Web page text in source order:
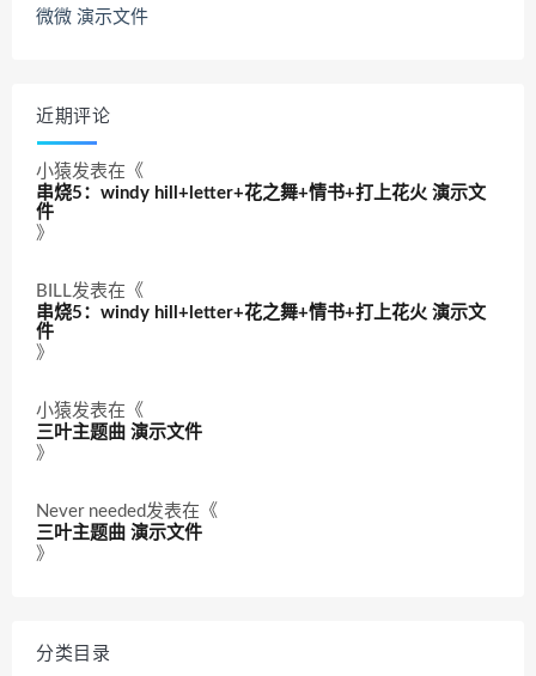
微微 演示文件
近期评论
小猿发表在《
串烧5：windy hill+letter+花之舞+情书+打上花火 演示文
件
》
BILL发表在《
串烧5：windy hill+letter+花之舞+情书+打上花火 演示文
件
》
小猿发表在《
三叶主题曲 演示文件
》
Never needed发表在《
三叶主题曲 演示文件
》
分类目录